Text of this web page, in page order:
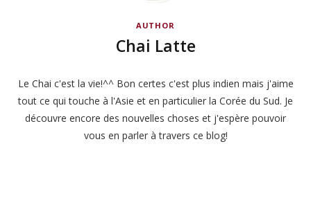
AUTHOR
Chai Latte
Le Chai c'est la vie!^^ Bon certes c'est plus indien mais j'aime
tout ce qui touche à l'Asie et en particulier la Corée du Sud. Je
découvre encore des nouvelles choses et j'espère pouvoir
vous en parler à travers ce blog!